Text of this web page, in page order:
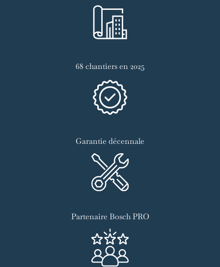
68 chantiers en 2025
Garantie décennale
Partenaire Bosch PRO